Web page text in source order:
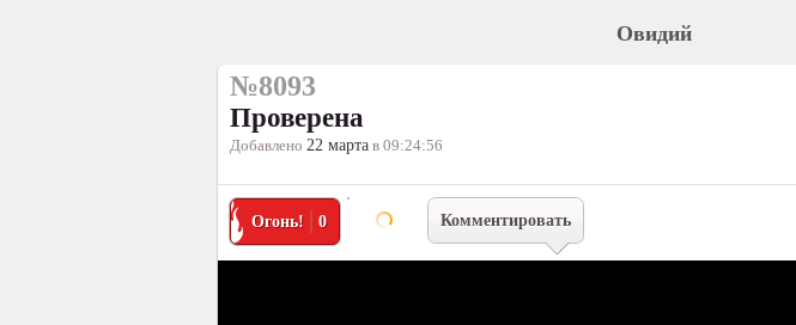
Овидий
№8093
Проверена
Добавлено 22 марта в 09:24:56
Огонь! 0 Комментировать